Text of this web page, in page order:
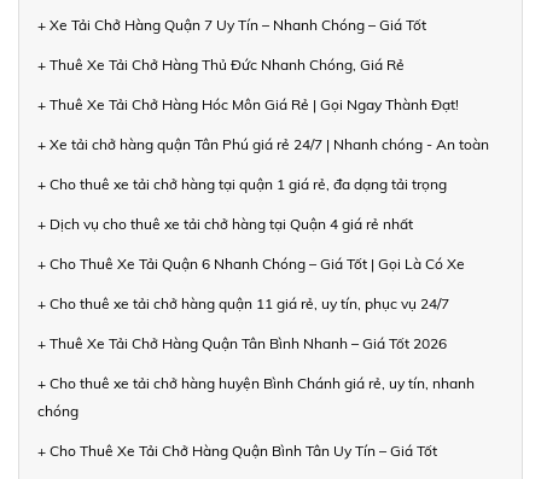
+ Xe Tải Chở Hàng Quận 7 Uy Tín – Nhanh Chóng – Giá Tốt
+ Thuê Xe Tải Chở Hàng Thủ Đức Nhanh Chóng, Giá Rẻ
+ Thuê Xe Tải Chở Hàng Hóc Môn Giá Rẻ | Gọi Ngay Thành Đạt!
+ Xe tải chở hàng quận Tân Phú giá rẻ 24/7 | Nhanh chóng - An toàn
+ Cho thuê xe tải chở hàng tại quận 1 giá rẻ, đa dạng tải trọng
+ Dịch vụ cho thuê xe tải chở hàng tại Quận 4 giá rẻ nhất
+ Cho Thuê Xe Tải Quận 6 Nhanh Chóng – Giá Tốt | Gọi Là Có Xe
+ Cho thuê xe tải chở hàng quận 11 giá rẻ, uy tín, phục vụ 24/7
+ Thuê Xe Tải Chở Hàng Quận Tân Bình Nhanh – Giá Tốt 2026
+ Cho thuê xe tải chở hàng huyện Bình Chánh giá rẻ, uy tín, nhanh
chóng
+ Cho Thuê Xe Tải Chở Hàng Quận Bình Tân Uy Tín – Giá Tốt